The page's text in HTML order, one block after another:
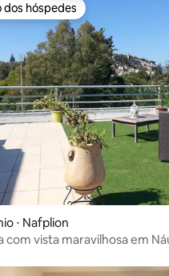
dos hóspedes
dos hóspedes
⋅ Nafplion
com vista maravilhosa em